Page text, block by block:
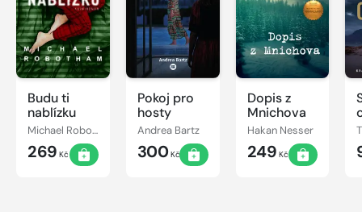
Budu ti
nablízku
Michael Robotham
269 Kč
Pokoj pro
hosty
Andrea Bartz
300Kč
Dopis z
Mnichova
Hakan Nesser
249 Kč